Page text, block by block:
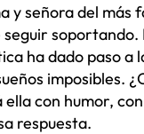
y señora del más
soportando.
ha dado paso a
imposibles.
con humor,
respuesta.